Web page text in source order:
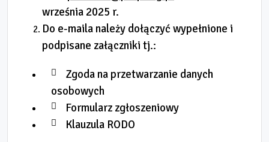
września 2025 r.
Do e-maila należy dołączyć wypełnione i
podpisane załączniki tj.:
Zgoda na przetwarzanie danych
osobowych
Formularz zgłoszeniowy
Klauzula RODO